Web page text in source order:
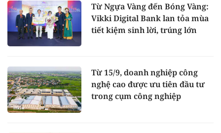
Từ Ngựa Vàng đến Bóng Vàng:
Vikki Digital Bank lan tỏa mùa
tiết kiệm sinh lời, trúng lớn
Từ 15/9, doanh nghiệp công
nghệ cao được ưu tiên đầu tư
trong cụm công nghiệp